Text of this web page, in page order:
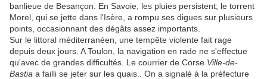
banlieue de Besançon. En Savoie, les pluies persistent; le torrent
Morel, qui se jette dans l'Isère, a rompu ses digues sur plusieurs
points, occasionnant des dégâts assez importants.
Sur le littoral méditerranéen, une tempête violente fait rage
depuis deux jours. A Toulon, la navigation en rade ne s'effectue
qu'avec de grandes difficultés. Le courrier de Corse Ville-de-
Bastia a failli se jeter sur les quais.. On a signalé à la préfecture